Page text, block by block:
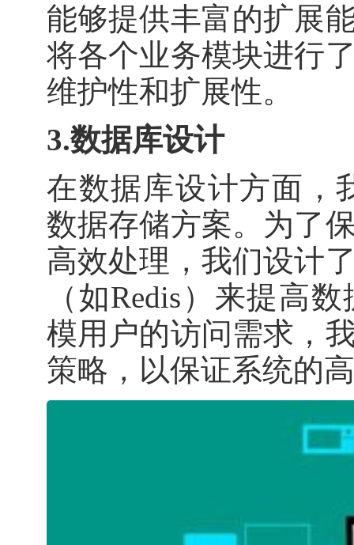
能够提供丰富的扩展
将各个业务模块进行
维护性和扩展性。
3.数据库设计
在数据库设计方面，
数据存储方案。为了
高效处理，我们设计
（如Redis）来提高
模用户的访问需求，
策略，以保证系统的